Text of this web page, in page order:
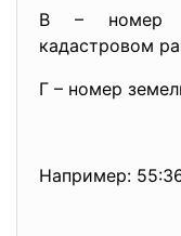
В – номер
кадастровом
Г – номер
Например: